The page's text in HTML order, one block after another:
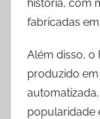
história, com
fabricadas
Além disso, o
produzido
popularidade